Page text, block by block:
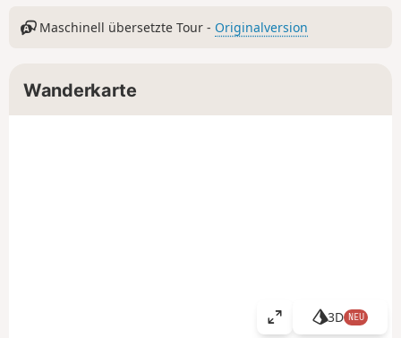
Maschinell übersetzte Tour - Originalversion
Wanderkarte
K
3D NEU